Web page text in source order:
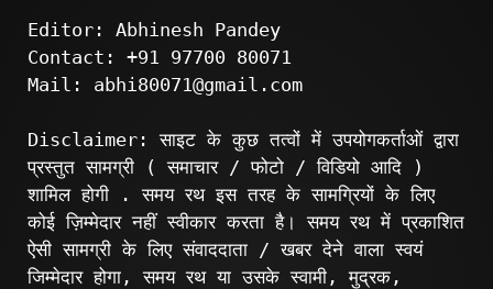
Editor: Abhinesh Pandey
Contact: +91 97700 80071
Mail: abhi80071@gmail.com
Disclaimer: साइट के कुछ तत्वों में उपयोगकर्ताओं द्वारा
प्रस्तुत सामग्री ( समाचार / फोटो / विडियो आदि )
शामिल होगी . समय रथ इस तरह के सामग्रियों के लिए
कोई ज़िम्मेदार नहीं स्वीकार करता है। समय रथ में प्रकाशित
ऐसी सामग्री के लिए संवाददाता / खबर देने वाला स्वयं
जिम्मेदार होगा, समय रथ या उसके स्वामी, मुद्रक,